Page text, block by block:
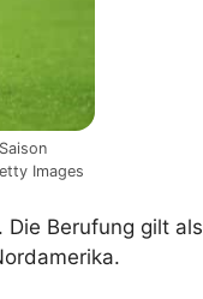
Images
Berufung gilt als